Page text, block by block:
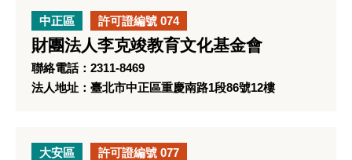
中正區 許可證編號 074
財團法人李克竣教育文化基金會
聯絡電話：2311-8469
法人地址：臺北市中正區重慶南路1段86號12樓
大安區 許可證編號 077